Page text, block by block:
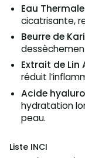
Eau
cicatrisante,
Beurre de
Extrait de Lin
réduit
Acide
hydratation
peau.
Liste INCI